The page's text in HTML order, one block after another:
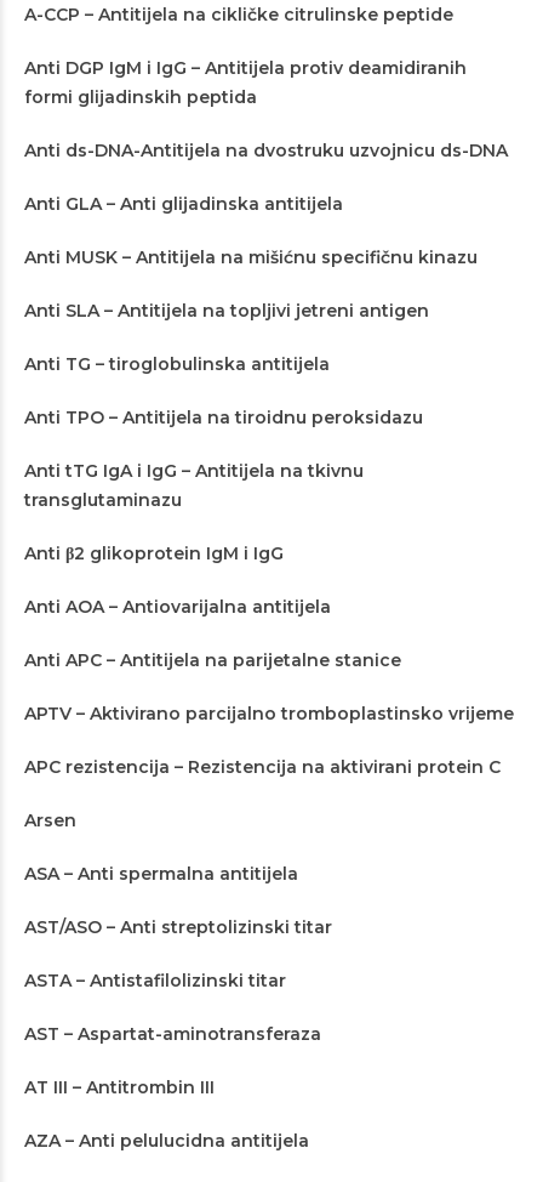
A-CCP – Antitijela na cikličke citrulinske peptide
Anti DGP IgM i IgG – Antitijela protiv deamidiranih
formi glijadinskih peptida
Anti ds-DNA-Antitijela na dvostruku uzvojnicu ds-DNA
Anti GLA – Anti glijadinska antitijela
Anti MUSK – Antitijela na mišićnu specifičnu kinazu
Anti SLA – Antitijela na topljivi jetreni antigen
Anti TG – tiroglobulinska antitijela
Anti TPO – Antitijela na tiroidnu peroksidazu
Anti tTG IgA i IgG – Antitijela na tkivnu
transglutaminazu
Anti β2 glikoprotein IgM i IgG
Anti AOA – Antiovarijalna antitijela
Anti APC – Antitijela na parijetalne stanice
APTV – Aktivirano parcijalno tromboplastinsko vrijeme
APC rezistencija – Rezistencija na aktivirani protein C
Arsen
ASA – Anti spermalna antitijela
AST/ASO – Anti streptolizinski titar
ASTA – Antistafilolizinski titar
AST – Aspartat-aminotransferaza
AT III – Antitrombin III
AZA – Anti pelulucidna antitijela